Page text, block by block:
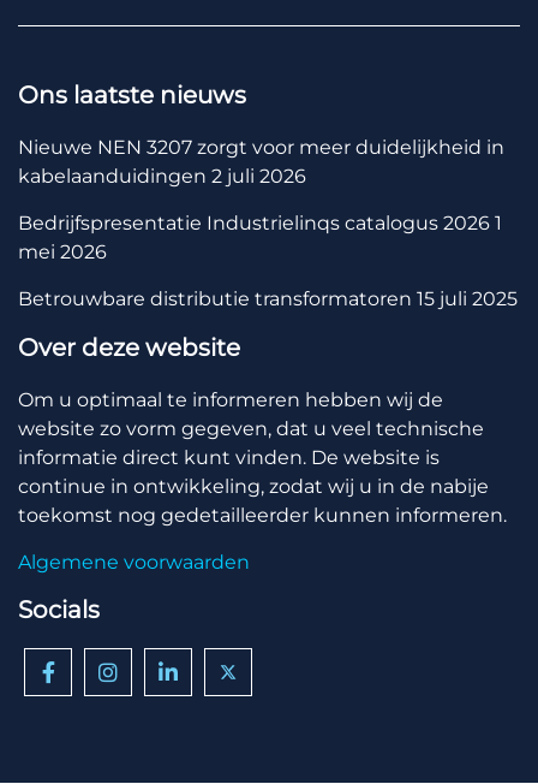
Ons laatste nieuws
Nieuwe NEN 3207 zorgt voor meer duidelijkheid in
kabelaanduidingen 2 juli 2026
Bedrijfspresentatie Industrielinqs catalogus 2026 1
mei 2026
Betrouwbare distributie transformatoren 15 juli 2025
Over deze website
Om u optimaal te informeren hebben wij de
website zo vorm gegeven, dat u veel technische
informatie direct kunt vinden. De website is
continue in ontwikkeling, zodat wij u in de nabije
toekomst nog gedetailleerder kunnen informeren.
Algemene voorwaarden
Socials